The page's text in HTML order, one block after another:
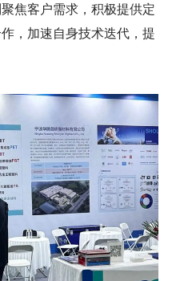
焦客户需求，积极提供定
，加速自身技术迭代，提